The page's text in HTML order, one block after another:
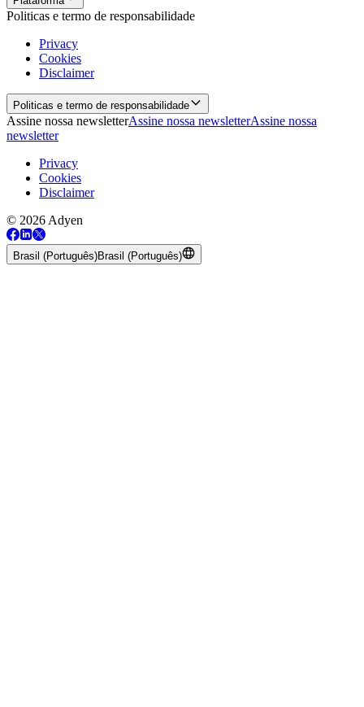
Politicas e termo de responsabilidade
Privacy
Cookies
Disclaimer
Politicas e termo de responsabilidade
Assine nossa newsletterAssine nossa newsletterAssine nossa
newsletter
Privacy
Cookies
Disclaimer
© 2026 Adyen
Brasil (Português)Brasil (Português)